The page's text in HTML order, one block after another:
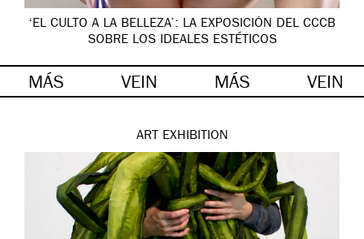
‘EL CULTO A LA BELLEZA’: LA EXPOSICIÓN DEL CCCB
SOBRE LOS IDEALES ESTÉTICOS
MÁS VEIN MÁS VEIN
ART EXHIBITION